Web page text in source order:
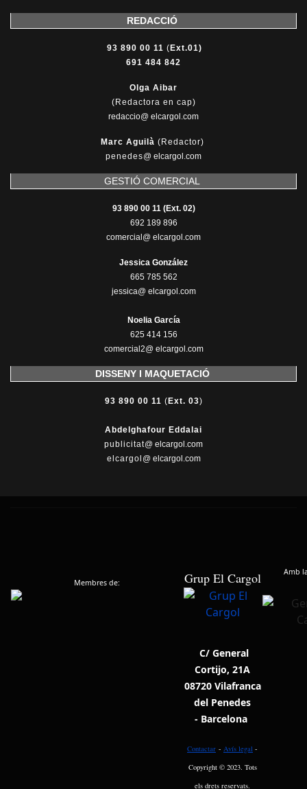
REDACCIÓ
93 890 00 11 ( Ext.01)
691 484 842
Olga Aibar
(Redactora en cap)
redaccio@ elcargol.com
Marc Aguilà (Redactor)
penedes@ elcargol.com
GESTIÓ COMERCIAL
93 890 00 11 (Ext. 02)
692 189 896
comercial@ elcargol.com
Jessica González
665 785 562
jessica@ elcargol.com
Noelia García
625 414 156
comercial2@ elcargol.com
DISSENY I MAQUETACIÓ
93 890 00 11 ( Ext. 03)
Abdelghafour Eddalai
publicitat@ elcargol.com
elcargol @ elcargol.com
Membres de: Grup El Cargol Amb
C/ General
Cortijo, 21A
08720 Vilafranca
del Penedes
- Barcelona
Contactar - Avís legal -
Copyright © 2023. Tots
els drets reservats.